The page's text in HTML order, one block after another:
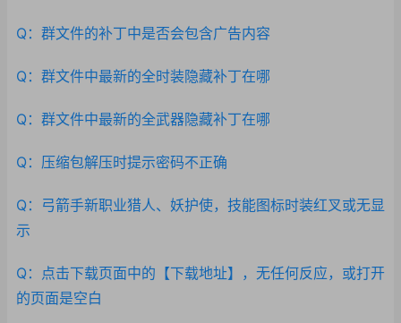
Q：群文件的补丁中是否会包含广告内容
Q：群文件中最新的全时装隐藏补丁在哪
Q：群文件中最新的全武器隐藏补丁在哪
Q：压缩包解压时提示密码不正确
Q：弓箭手新职业猎人、妖护使，技能图标时装红叉或无显
示
Q：点击下载页面中的【下载地址】，无任何反应，或打开
的页面是空白